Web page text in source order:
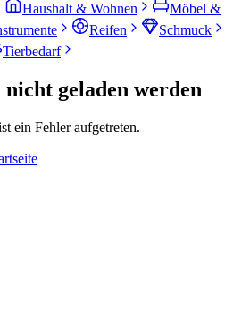
Haushalt & Wohnen
Möbel &
Reifen
Schmuck
Tierbedarf
geladen werden
ein Fehler aufgetreten.